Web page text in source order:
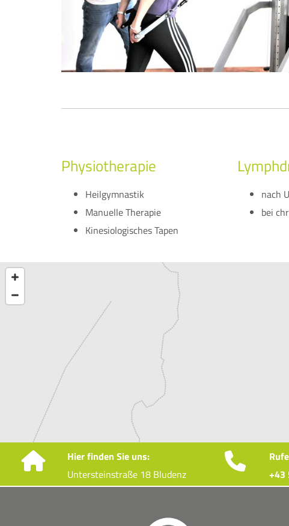
Physiotherapie
Heilgymnastik
Manuelle Therapie
Kinesiologisches Tapen
nach
bei

Hier finden Sie uns:
Untersteinstraße 18 Bludenz

+43